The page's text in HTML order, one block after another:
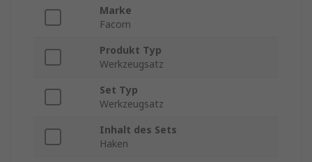
Marke
Facom
Produkt Typ
Werkzeugsatz
Set Typ
Werkzeugsatz
Inhalt des Sets
Haken